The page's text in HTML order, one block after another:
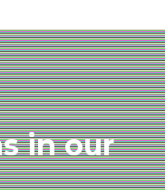
in our